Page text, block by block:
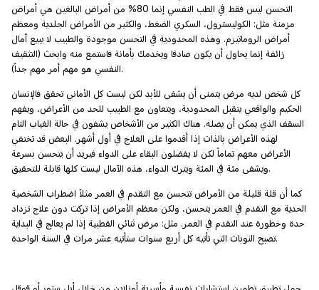
التحسن ليس فقط في الطب النفسي إنما 80% من أمراض البالغين هي أمراض
مزمنة مثل: الكوليسترول، السكري الضغط، والكثير من الأمراض الجلدية ومعظم
أمراض الروماتيزم. وهذه المحدودية في التحسن موجودة والطبيب لا يبيع آمال
زائفة إنما يحاول أن يكون صادقا ويخدمك بأمانة فاستمع منه وابحث (التثقيف
النفسي هو مهم أمر مهم جداً).
كل شخص لديه مرض يتمنى أن يشفى للأبد لكن ليست كل الأماني تحقق فالإنسان
الحكيم والواقعي يتقبل المحدودية، ويتعاون مع الطبيب للحد من الأعراض، ويفهم
السقف الذي يمكن أن يصله. هناك الكثير من الأشخاص يشفون في حالة الغياب التام
لهذه الأعراض بالذات إذا أقدموا على العلاج في أول أشهر. البعض قد تختفي
الأعراض معهم تماماً لكن لا يفضلون البقاء على الدواء فيريد أن يتحسن بسرعة
ويشفى مئة في المئة ويترك الدواء، هذه الآمال ليست كلها قابلة للتحقيق.
كما أن قلة قليلة من الأمراض تتحسن مع التقدم في العمر مثلاً اضطراب الشخصية
الحدية مع التقدم في العمر يتحسن، ولكن معظم الأمراض إذا تركت دون علاج تزداد
حدة وخطورة عند التقدم في العمر. مثل: مرض ثنائي القطبية إذا لم يعالج في البداية
تصبح النوبات التي تأتيه كل أربع سنوات ستأتيه عشر مرات في السنة الواحدة.